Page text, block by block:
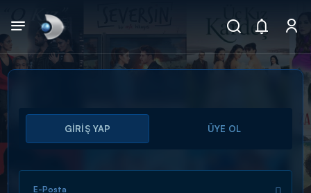
Arama
ARAMA SONUÇLARI
GİRİŞ YAP ÜYE OL
E-Posta